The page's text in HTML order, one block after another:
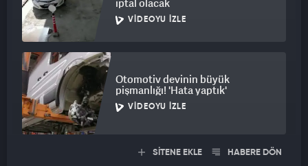
iptal olacak
VIDEOYU İZLE
Otomotiv devinin büyük
pişmanlığı! 'Hata yaptık'
VIDEOYU İZLE
SİTENE EKLE HABERE DÖN